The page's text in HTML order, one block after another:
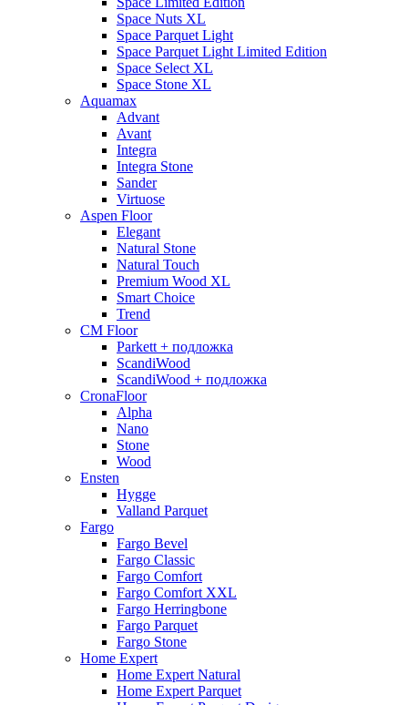
Space Nuts XL
Space Parquet Light
Space Parquet Light Limited Edition
Space Select XL
Space Stone XL
Aquamax
Advant
Avant
Integra
Integra Stone
Sander
Virtuose
Aspen Floor
Elegant
Natural Stone
Natural Touch
Premium Wood XL
Smart Choice
Trend
CM Floor
Parkett + подложка
ScandiWood
ScandiWood + подложка
CronaFloor
Alpha
Nano
Stone
Wood
Ensten
Hygge
Valland Parquet
Fargo
Fargo Bevel
Fargo Classic
Fargo Comfort
Fargo Comfort XXL
Fargo Herringbone
Fargo Parquet
Fargo Stone
Home Expert
Home Expert Natural
Home Expert Parquet